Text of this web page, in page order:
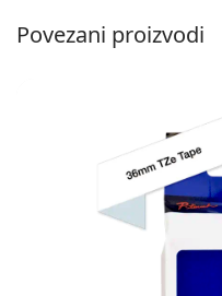
Povezani proizvodi